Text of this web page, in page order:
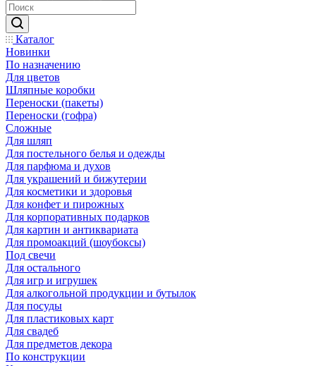
Каталог
Новинки
По назначению
Для цветов
Шляпные коробки
Переноски (пакеты)
Переноски (гофра)
Сложные
Для шляп
Для постельного белья и одежды
Для парфюма и духов
Для украшений и бижутерии
Для косметики и здоровья
Для конфет и пирожных
Для корпоративных подарков
Для картин и антиквариата
Для промоакций (шоубоксы)
Под свечи
Для остального
Для игр и игрушек
Для алкогольной продукции и бутылок
Для посуды
Для пластиковых карт
Для свадеб
Для предметов декора
По конструкции